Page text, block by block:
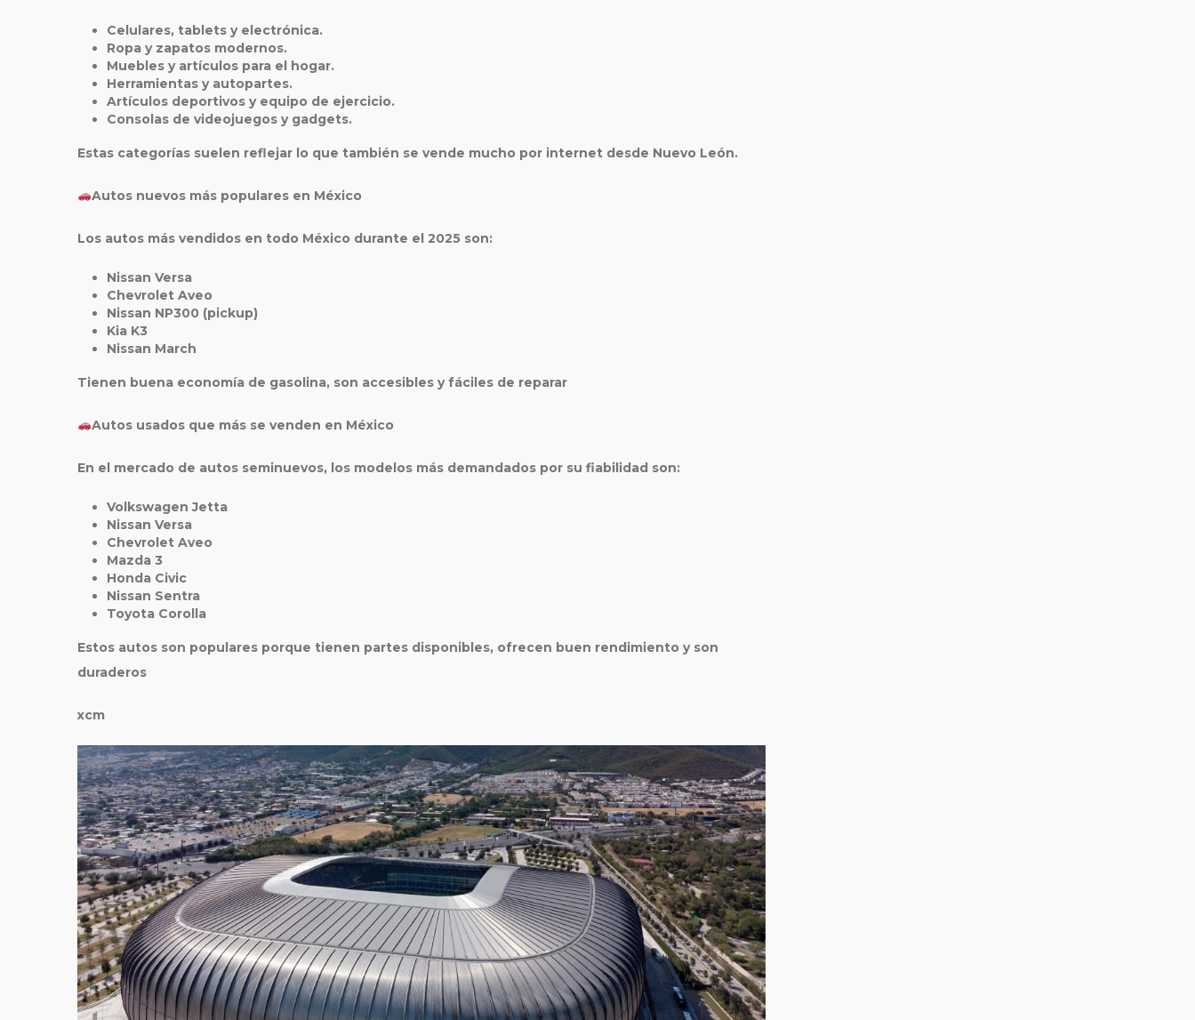
Celulares, tablets y electrónica.
Ropa y zapatos modernos.
Muebles y artículos para el hogar.
Herramientas y autopartes.
Artículos deportivos y equipo de ejercicio.
Consolas de videojuegos y gadgets.
Estas categorías suelen reflejar lo que también se vende mucho por internet desde Nuevo León.
Autos nuevos más populares en México
Los autos más vendidos en todo México durante el 2025 son:
Nissan Versa
Chevrolet Aveo
Nissan NP300 (pickup)
Kia K3
Nissan March
Tienen buena economía de gasolina, son accesibles y fáciles de reparar
Autos usados que más se venden en México
En el mercado de autos seminuevos, los modelos más demandados por su fiabilidad son:
Volkswagen Jetta
Nissan Versa
Chevrolet Aveo
Mazda 3
Honda Civic
Nissan Sentra
Toyota Corolla
Estos autos son populares porque tienen partes disponibles, ofrecen buen rendimiento y son
duraderos
xcm